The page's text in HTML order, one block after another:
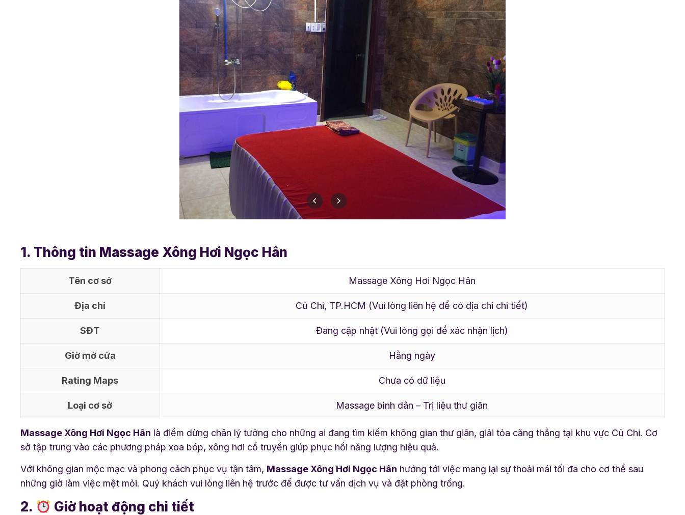
1. Thông tin Massage Xông Hơi Ngọc Hân
Tên cơ sở Massage Xông Hơi Ngọc Hân
Địa chỉ Củ Chi, TP.HCM (Vui lòng liên hệ để có địa chỉ chi tiết)
SĐT Đang cập nhật (Vui lòng gọi để xác nhận lịch)
Giờ mở cửa Hằng ngày
Rating Maps Chưa có dữ liệu
Loại cơ sở Massage bình dân – Trị liệu thư giãn
Massage Xông Hơi Ngọc Hân là điểm dừng chân lý tưởng cho những ai đang tìm kiếm không gian thư giãn, giải tỏa căng thẳng tại khu vực Củ Chi. Cơ
sở tập trung vào các phương pháp xoa bóp, xông hơi cổ truyền giúp phục hồi năng lượng hiệu quả.
Với không gian mộc mạc và phong cách phục vụ tận tâm, Massage Xông Hơi Ngọc Hân hướng tới việc mang lại sự thoải mái tối đa cho cơ thể sau
những giờ làm việc mệt mỏi. Quý khách vui lòng liên hệ trước để được tư vấn dịch vụ và đặt phòng trống.
2. Giờ hoạt động chi tiết